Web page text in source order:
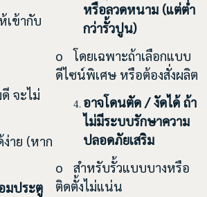
เข้ากับ
จะไม่
าย (หาก
มประตู
หรือลวดหนาม (แต่ต่ำ
กว่ารั้วปูน)
o โดยเฉพาะถ้าเลือกแบบ
ดีไซน์พิเศษ หรือต้องสั่งผลิต
อาจโดนตัด / งัดได้ ถ้า
ไม่มีระบบรักษาความ
ปลอดภัยเสริม
o สำหรับรั้วแบบบางหรือ
ติดตั้งไม่แน่น